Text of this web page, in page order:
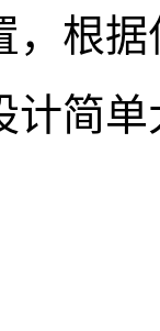
，根
计简